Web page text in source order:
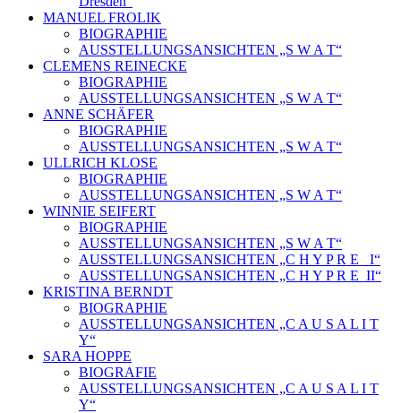
MANUEL FROLIK
BIOGRAPHIE
AUSSTELLUNGSANSICHTEN „S W A T“
CLEMENS REINECKE
BIOGRAPHIE
AUSSTELLUNGSANSICHTEN „S W A T“
ANNE SCHÄFER
BIOGRAPHIE
AUSSTELLUNGSANSICHTEN „S W A T“
ULLRICH KLOSE
BIOGRAPHIE
AUSSTELLUNGSANSICHTEN „S W A T“
WINNIE SEIFERT
BIOGRAPHIE
AUSSTELLUNGSANSICHTEN „S W A T“
AUSSTELLUNGSANSICHTEN „C H Y P R E_ I“
AUSSTELLUNGSANSICHTEN „C H Y P R E_II“
KRISTINA BERNDT
BIOGRAPHIE
AUSSTELLUNGSANSICHTEN „C A U S A L I T
Y“
SARA HOPPE
BIOGRAFIE
AUSSTELLUNGSANSICHTEN „C A U S A L I T
Y“